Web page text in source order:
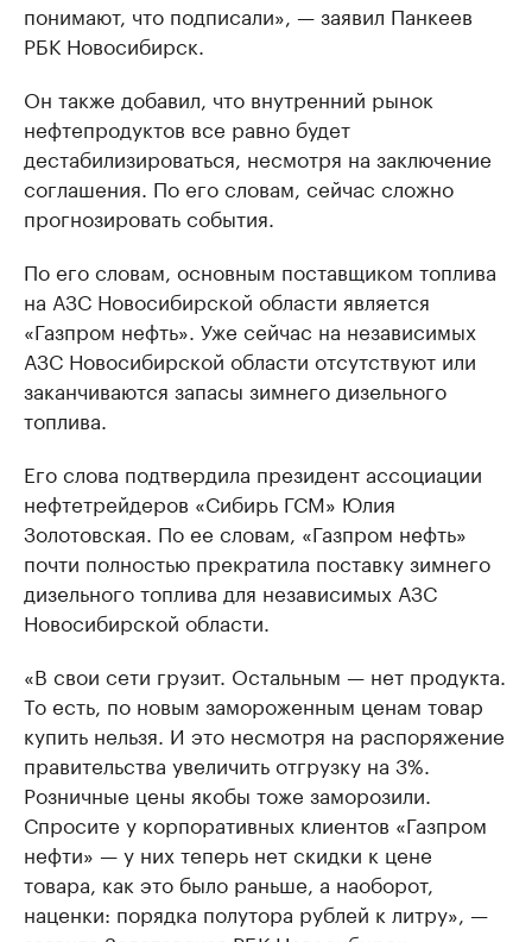
понимают, что подписали», — заявил Панкеев
РБК Новосибирск.​
Он также добавил, что внутренний рынок
нефтепродуктов все равно будет
дестабилизироваться, несмотря на заключение
соглашения. По его словам, сейчас сложно
прогнозировать события.
По его словам, основным поставщиком топлива
на АЗС Новосибирской области является
«Газпром нефть». Уже сейчас на независимых
АЗС Новосибирской области отсутствуют или
заканчиваются запасы зимнего дизельного
топлива.
Его слова подтвердила президент ассоциации
нефтетрейдеров «Сибирь ГСМ» Юлия
Золотовская. По ее словам, «Газпром нефть»
почти полностью прекратила поставку зимнего
дизельного топлива для независимых АЗС
Новосибирской области.
«В свои сети грузит. Остальным — нет продукта.
То есть, по новым замороженным ценам товар
купить нельзя. И это несмотря на распоряжение
правительства увеличить отгрузку на 3%.
Розничные цены якобы тоже заморозили.
Спросите у корпоративных клиентов «Газпром
нефти» — у них теперь нет скидки к цене
товара, как это было раньше, а наоборот,
наценки: порядка полутора рублей к литру», —